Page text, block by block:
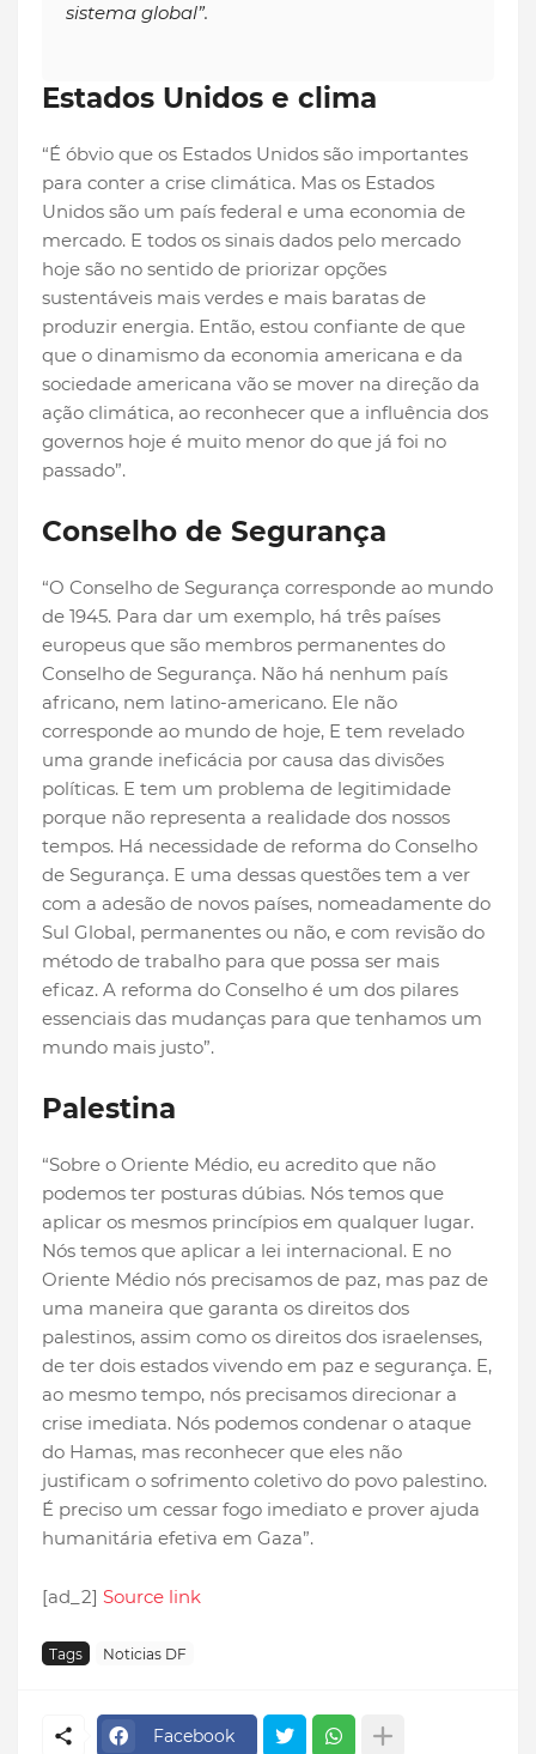
sistema global”.
Estados Unidos e clima
“É óbvio que os Estados Unidos são importantes
para conter a crise climática. Mas os Estados
Unidos são um país federal e uma economia de
mercado. E todos os sinais dados pelo mercado
hoje são no sentido de priorizar opções
sustentáveis mais verdes e mais baratas de
produzir energia. Então, estou confiante de que
que o dinamismo da economia americana e da
sociedade americana vão se mover na direção da
ação climática, ao reconhecer que a influência dos
governos hoje é muito menor do que já foi no
passado”.
Conselho de Segurança
“O Conselho de Segurança corresponde ao mundo
de 1945. Para dar um exemplo, há três países
europeus que são membros permanentes do
Conselho de Segurança. Não há nenhum país
africano, nem latino-americano. Ele não
corresponde ao mundo de hoje, E tem revelado
uma grande ineficácia por causa das divisões
políticas. E tem um problema de legitimidade
porque não representa a realidade dos nossos
tempos. Há necessidade de reforma do Conselho
de Segurança. E uma dessas questões tem a ver
com a adesão de novos países, nomeadamente do
Sul Global, permanentes ou não, e com revisão do
método de trabalho para que possa ser mais
eficaz. A reforma do Conselho é um dos pilares
essenciais das mudanças para que tenhamos um
mundo mais justo”.
Palestina
“Sobre o Oriente Médio, eu acredito que não
podemos ter posturas dúbias. Nós temos que
aplicar os mesmos princípios em qualquer lugar.
Nós temos que aplicar a lei internacional. E no
Oriente Médio nós precisamos de paz, mas paz de
uma maneira que garanta os direitos dos
palestinos, assim como os direitos dos israelenses,
de ter dois estados vivendo em paz e segurança. E,
ao mesmo tempo, nós precisamos direcionar a
crise imediata. Nós podemos condenar o ataque
do Hamas, mas reconhecer que eles não
justificam o sofrimento coletivo do povo palestino.
É preciso um cessar fogo imediato e prover ajuda
humanitária efetiva em Gaza”.
[ad_2] Source link
Tags Noticias DF
Facebook